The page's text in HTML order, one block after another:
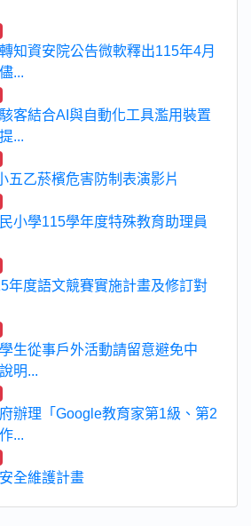
知資安院公告微軟釋出115年4月
...
駭客結合AI與自動化工具濫用裝置
...
五乙菸檳危害防制表演影片
小學115學年度特殊教育助理員
年度語文競賽實施計畫及修訂對
生從事戶外活動請留意避免中
明...
辦理「Google教育家第1級、第2
...
全維護計畫